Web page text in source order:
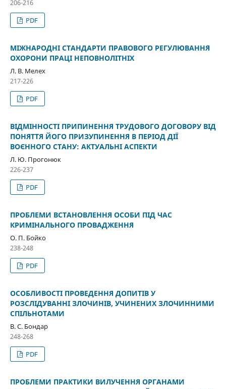
206-216
PDF
МІЖНАРОДНІ СТАНДАРТИ ПРАВОВОГО РЕГУЛЮВАННЯ
ОХОРОНИ ПРАЦІ НЕПОВНОЛІТНІХ
Л. В. Мелех
217-226
PDF
ВІДМІННОСТІ ПРИПИНЕННЯ ТРУДОВОГО ДОГОВОРУ ВІД
ПОНЯТТЯ ЙОГО ПРИЗУПИНЕННЯ В ПЕРІОД ДІЇ
ВОЄННОГО СТАНУ: АКТУАЛЬНІ АСПЕКТИ
Л. Ю. Прогонюк
226-237
PDF
ПРОБЛЕМИ ВСТАНОВЛЕННЯ ОСОБИ ПІД ЧАС
КРИМІНАЛЬНОГО ПРОВАДЖЕННЯ
О. П. Бойко
238-248
PDF
ОСОБЛИВОСТІ ПРОВЕДЕННЯ ДОПИТІВ У
РОЗСЛІДУВАННІ ЗЛОЧИНІВ, УЧИНЕНИХ ЗЛОЧИННИМИ
СПІЛЬНОТАМИ
В. С. Бондар
248-268
PDF
ПРОБЛЕМИ ПРАКТИКИ ВИЛУЧЕННЯ ОРГАНАМИ